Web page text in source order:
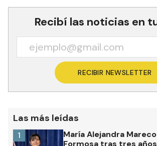
Recibí las noticias en
RECIBIR NEWSLETTER
Las más leídas
María Alejandra
Formosa tras tres
1